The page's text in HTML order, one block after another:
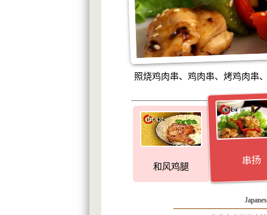
照烧鸡肉串、鸡肉串、烤鸡肉串
和风鸡腿
串扬